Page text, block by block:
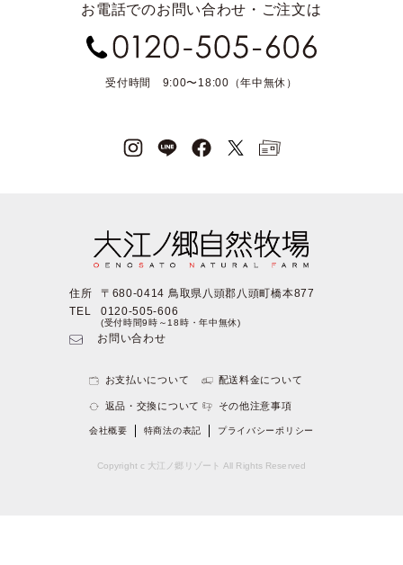
お電話でのお問い合わせ・ご注文は
受付時間 9:00〜18:00（年中無休）
住所
〒680-0414 鳥取県八頭郡八頭町橋本877
TEL
0120-505-606
(受付時間9時～18時・年中無休)
お問い合わせ
お支払いについて 配送料金について
返品・交換について その他注意事項
会社概要 特商法の表記 プライバシーポリシー
Copyright c 大江ノ郷リゾート All Rights Reserved